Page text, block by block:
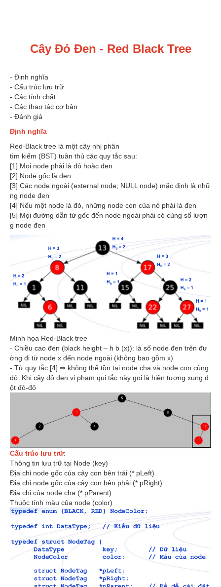
Cây Đỏ Đen - Red Black Tree
- Định nghĩa
- Cấu trúc lưu trữ
- Các tính chất
- Các thao tác cơ bản
- Đánh giá
Định nghĩa
Red-Black tree là một cây nhị phân
tìm kiếm (BST) tuân thủ các quy tắc sau:
[1] Mọi node phải là đỏ hoặc đen
[2] Node gốc là đen
[3] Các node ngoài (external node; NULL node) mặc định là nhữ
ng node đen
[4] Nếu một node là đỏ, những node con của nó phải là đen
[5] Mọi đường dẫn từ gốc đến node ngoài phải có cùng số lượn
g node đen
Minh họa Red-Black tree
- Chiều cao đen (black height – h b (x)): là số node đen trên đư
ờng đi từ node x đến node ngoài (không bao gồm x)
- Từ quy tắc [4] ⇒ không thể tồn tại node cha và node con cùng
đỏ. Khi cây đỏ đen vi phạm qui tắc này gọi là hiện tượng xung đ
ột đỏ-đỏ
Cấu trúc lưu trữ:
Thông tin lưu trữ tại Node (key)
Địa chỉ node gốc của cây con bên trái (* pLeft)
Địa chỉ node gốc của cây con bên phải (* pRight)
Địa chỉ của node cha (* pParent)
Thuộc tính màu của node (color)